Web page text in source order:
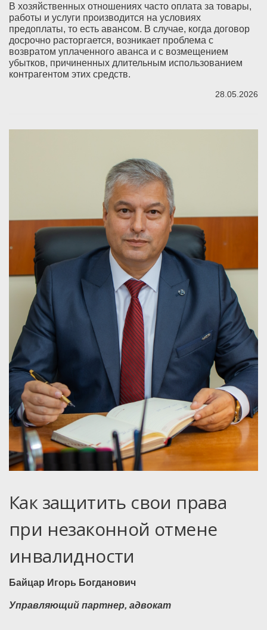
В хозяйственных отношениях часто оплата за товары,
работы и услуги производится на условиях
предоплаты, то есть авансом. В случае, когда договор
досрочно расторгается, возникает проблема с
возвратом уплаченного аванса и с возмещением
убытков, причиненных длительным использованием
контрагентом этих средств.
28.05.2026
Как защитить свои права
при незаконной отмене
инвалидности
Байцар Игорь Богданович
Управляющий партнер, адвокат